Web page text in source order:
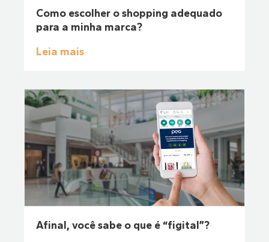
Como escolher o shopping adequado
para a minha marca?
Leia mais
Afinal, você sabe o que é “figital”?